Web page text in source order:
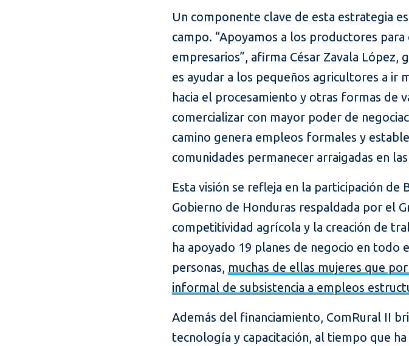
Un componente clave de esta estrategia
campo. “Apoyamos a los productores
empresarios”, afirma César Zavala López,
es ayudar a los pequeños agricultores a ir
hacia el procesamiento y otras formas de
comercializar con mayor poder de
camino genera empleos formales y
comunidades permanecer arraigadas en
Esta visión se refleja en la participación de
Gobierno de Honduras respaldada por el
competitividad agrícola y la creación de
ha apoyado 19 planes de negocio en todo
personas, muchas de ellas mujeres que
informal de subsistencia a empleos
Además del financiamiento, ComRural II
tecnología y capacitación, al tiempo que